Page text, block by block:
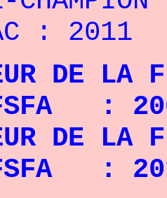
: 2011
DE LA
:
DE LA
: